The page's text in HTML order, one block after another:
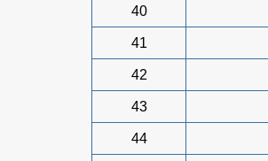
40
41
42
43
44